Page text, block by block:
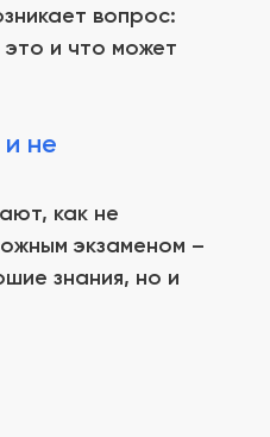
вопрос:
и что может
не
как не
экзаменом –
знания, но и